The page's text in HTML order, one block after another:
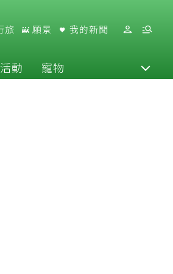
旅 願景 我的新聞
活動 寵物